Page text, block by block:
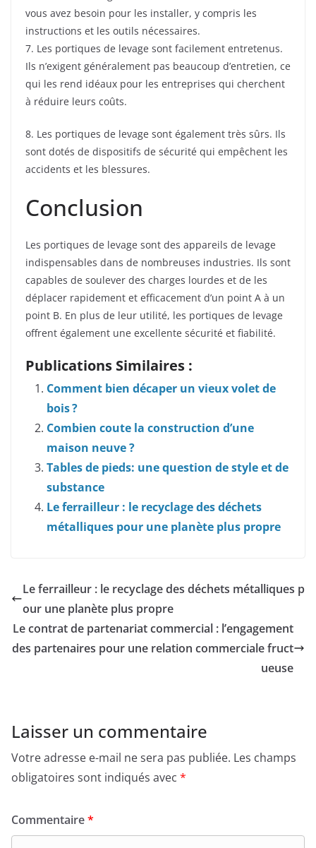
vous avez besoin pour les installer, y compris les
instructions et les outils nécessaires.
7. Les portiques de levage sont facilement entretenus.
Ils n’exigent généralement pas beaucoup d’entretien, ce
qui les rend idéaux pour les entreprises qui cherchent
à réduire leurs coûts.
8. Les portiques de levage sont également très sûrs. Ils
sont dotés de dispositifs de sécurité qui empêchent les
accidents et les blessures.
Conclusion
Les portiques de levage sont des appareils de levage
indispensables dans de nombreuses industries. Ils sont
capables de soulever des charges lourdes et de les
déplacer rapidement et efficacement d’un point A à un
point B. En plus de leur utilité, les portiques de levage
offrent également une excellente sécurité et fiabilité.
Publications Similaires :
Comment bien décaper un vieux volet de
bois ?
Combien coute la construction d’une
maison neuve ?
Tables de pieds: une question de style et de
substance
Le ferrailleur : le recyclage des déchets
métalliques pour une planète plus propre
Le ferrailleur : le recyclage des déchets métalliques p
our une planète plus propre
Le contrat de partenariat commercial : l’engagement
des partenaires pour une relation commerciale fruct
ueuse
Laisser un commentaire
Votre adresse e-mail ne sera pas publiée. Les champs
obligatoires sont indiqués avec *
Commentaire*